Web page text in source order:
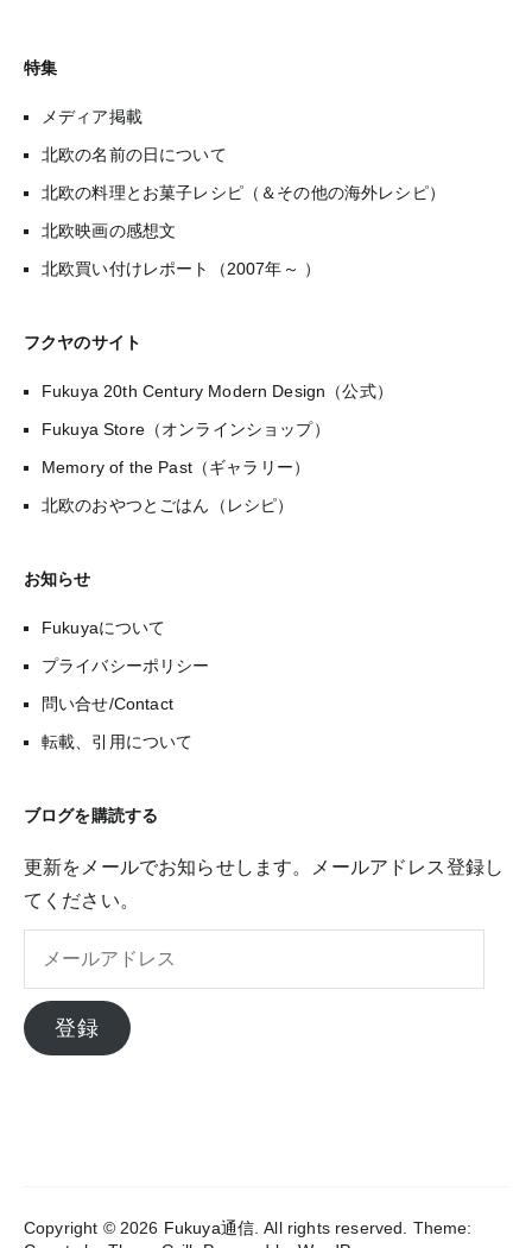
特集
メディア掲載
北欧の名前の日について
北欧の料理とお菓子レシピ（＆その他の海外レシピ）
北欧映画の感想文
北欧買い付けレポート（2007年～ ）
フクヤのサイト
Fukuya 20th Century Modern Design（公式）
Fukuya Store（オンラインショップ）
Memory of the Past（ギャラリー）
北欧のおやつとごはん（レシピ）
お知らせ
Fukuyaについて
プライバシーポリシー
問い合せ/Contact
転載、引用について
ブログを購読する
更新をメールでお知らせします。メールアドレス登録し
てください。
ル
ア
登録
Copyright © 2026 Fukuya通信 . All rights reserved. Theme: